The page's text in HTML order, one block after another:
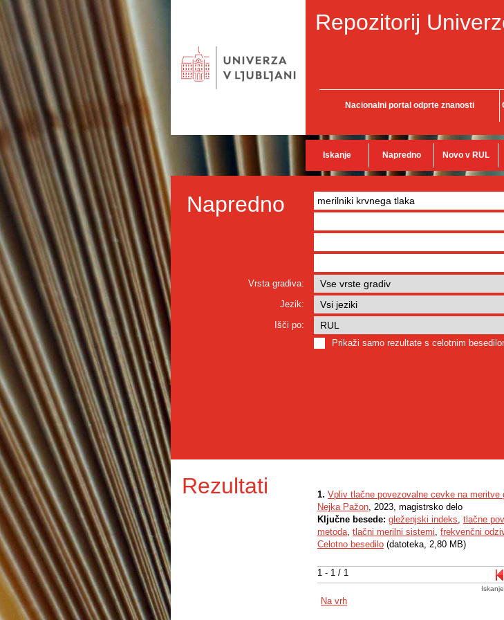
Repozitorij
Nacionalni portal odprte znanosti
Iskanje Napredno Novo v RUL
Napredno
Vrsta gradiva:
Jezik:
Išči po:
Prikaži samo rezultate s celotnim
Rezultati
1 - 1 / 1
1. Vpliv tlačne povezovalne cevke na meritve
Nejka Pažon, 2023, magistrsko delo
Ključne besede: gleženjski indeks, tlačne
metoda, tlačni merilni sistemi, frekvenčni
Celotno besedilo (datoteka, 2,80 MB)
Na vrh